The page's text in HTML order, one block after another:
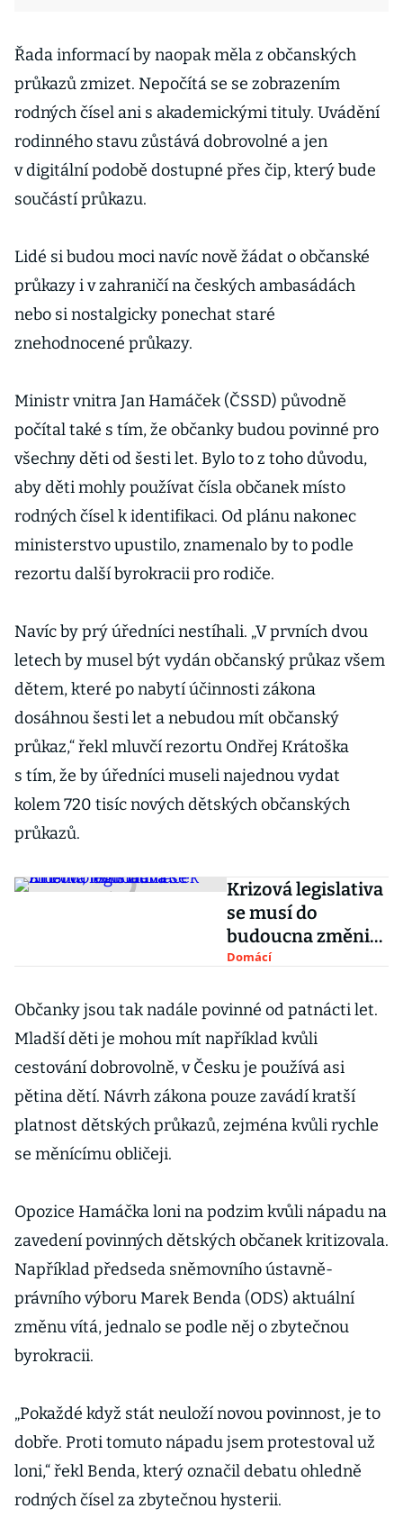
Řada informací by naopak měla z občanských
průkazů zmizet. Nepočítá se se zobrazením
rodných čísel ani s akademickými tituly. Uvádění
rodinného stavu zůstává dobrovolné a jen
v digitální podobě dostupné přes čip, který bude
součástí průkazu.
Lidé si budou moci navíc nově žádat o občanské
průkazy i v zahraničí na českých ambasádách
nebo si nostalgicky ponechat staré
znehodnocené průkazy.
Ministr vnitra Jan Hamáček (ČSSD) původně
počítal také s tím, že občanky budou povinné pro
všechny děti od šesti let. Bylo to z toho důvodu,
aby děti mohly používat čísla občanek místo
rodných čísel k identifikaci. Od plánu nakonec
ministerstvo upustilo, znamenalo by to podle
rezortu další byrokracii pro rodiče.
Navíc by prý úředníci nestíhali. „V prvních dvou
letech by musel být vydán občanský průkaz všem
dětem, které po nabytí účinnosti zákona
dosáhnou šesti let a nebudou mít občanský
průkaz,“ řekl mluvčí rezortu Ondřej Krátoška
s tím, že by úředníci museli najednou vydat
kolem 720 tisíc nových dětských občanských
průkazů.
Krizová legislativa
se musí do
budoucna změnit,
míní Hamáček
Domácí
Občanky jsou tak nadále povinné od patnácti let.
Mladší děti je mohou mít například kvůli
cestování dobrovolně, v Česku je používá asi
pětina dětí. Návrh zákona pouze zavádí kratší
platnost dětských průkazů, zejména kvůli rychle
se měnícímu obličeji.
Opozice Hamáčka loni na podzim kvůli nápadu na
zavedení povinných dětských občanek kritizovala.
Například předseda sněmovního ústavně-
právního výboru Marek Benda (ODS) aktuální
změnu vítá, jednalo se podle něj o zbytečnou
byrokracii.
„Pokaždé když stát neuloží novou povinnost, je to
dobře. Proti tomuto nápadu jsem protestoval už
loni,“ řekl Benda, který označil debatu ohledně
rodných čísel za zbytečnou hysterii.